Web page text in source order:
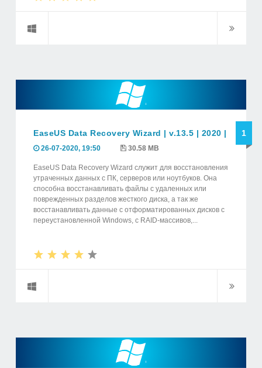
EaseUS Data Recovery Wizard | v.13.5 | 2020 | 1
26-07-2020, 19:50 30.58 MB
EaseUS Data Recovery Wizard служит для восстановления
утраченных данных с ПК, серверов или ноутбуков. Она
способна восстанавливать файлы с удаленных или
поврежденных разделов жесткого диска, а так же
восстанавливать данные с отформатированных дисков с
переустановленной Windows, с RAID-массивов,...